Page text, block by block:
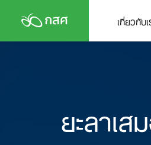
content
เกี่ยวกับ
ยะลาเ